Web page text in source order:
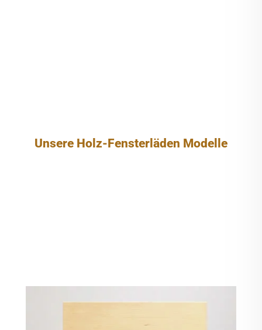
Unsere Holz-Fensterläden Modelle